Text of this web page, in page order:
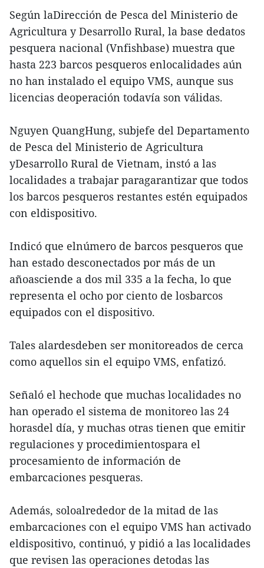
Según laDirección de Pesca del Ministerio de
Agricultura y Desarrollo Rural, la base dedatos
pesquera nacional (Vnfishbase) muestra que
hasta 223 barcos pesqueros enlocalidades aún
no han instalado el equipo VMS, aunque sus
licencias deoperación todavía son válidas.
Nguyen QuangHung, subjefe del Departamento
de Pesca del Ministerio de Agricultura
yDesarrollo Rural de Vietnam, instó a las
localidades a trabajar paragarantizar que todos
los barcos pesqueros restantes estén equipados
con eldispositivo.
Indicó que elnúmero de barcos pesqueros que
han estado desconectados por más de un
añoasciende a dos mil 335 a la fecha, lo que
representa el ocho por ciento de losbarcos
equipados con el dispositivo.
Tales alardesdeben ser monitoreados de cerca
como aquellos sin el equipo VMS, enfatizó.
Señaló el hechode que muchas localidades no
han operado el sistema de monitoreo las 24
horasdel día, y muchas otras tienen que emitir
regulaciones y procedimientospara el
procesamiento de información de
embarcaciones pesqueras.
Además, soloalrededor de la mitad de las
embarcaciones con el equipo VMS han activado
eldispositivo, continuó, y pidió a las localidades
que revisen las operaciones detodas las